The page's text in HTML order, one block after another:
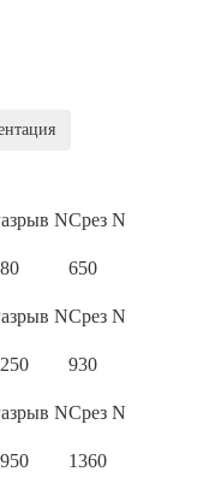
NСрез N
650
NСрез N
930
NСрез N
1360